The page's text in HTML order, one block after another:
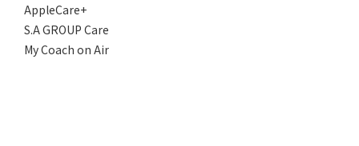
AppleCare+
S.A GROUP Care
My Coach on Air